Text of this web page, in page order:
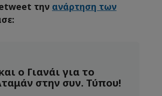
την ανάρτηση των
ο Γιανάι για το
στην συν. Τύπου!